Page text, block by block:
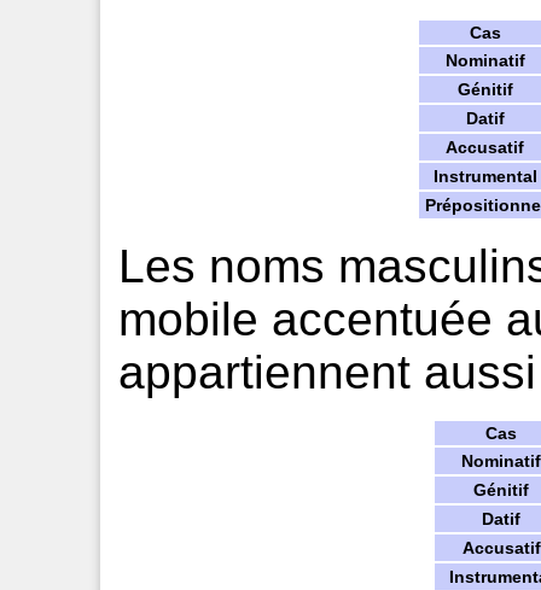
Cas
Nominatif
Génitif
Datif
Accusatif
Instrumental
Les noms
mobile accentuée
appartiennent
Cas
Nominatif
Génitif
Datif
Accusatif